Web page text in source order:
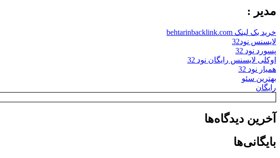
مدیر :
خرید بک لینک behtarinbacklink.com
لایسنس نود32
پسورد نود 32
اوکلی لایسنس رایگان نود 32
همیار نود 32
بهترین سئو
رایگان
آخرین دیدگاه‌ها
بایگانی‌ها